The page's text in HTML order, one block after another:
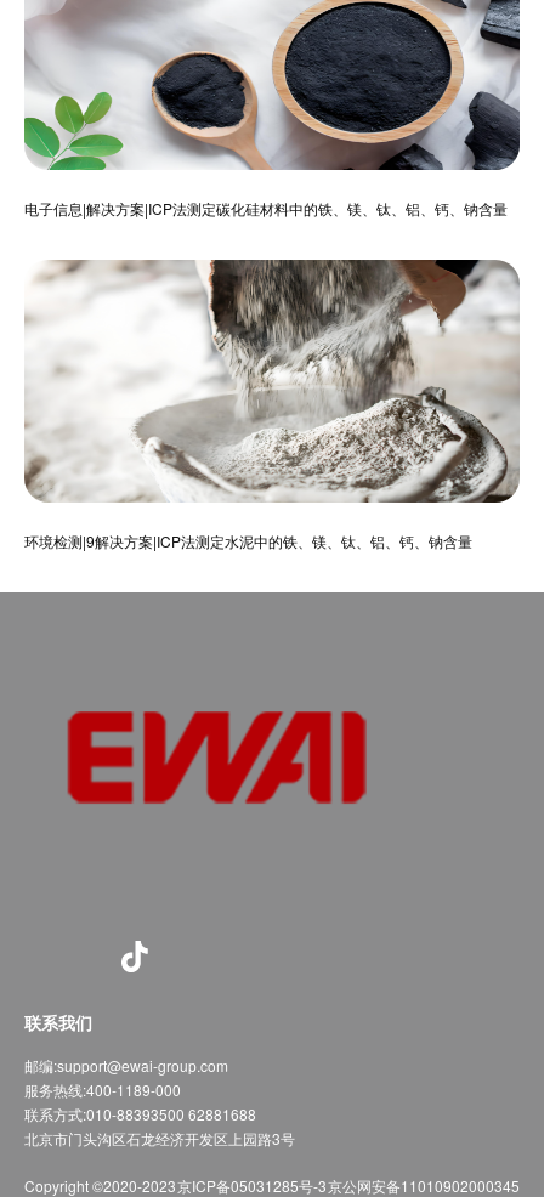
电子信息|解决方案|ICP法测定碳化硅材料中的铁、镁、钛、铝、钙、钠含量
环境检测|9解决方案|ICP法测定水泥中的铁、镁、钛、铝、钙、钠含量
联系我们
邮编:support@ewai-group.com
服务热线:400-1189-000
联系方式:010-88393500 62881688
北京市门头沟区石龙经济开发区上园路3号
Copyright ©2020-2023京ICP备05031285号-3京公网安备11010902000345